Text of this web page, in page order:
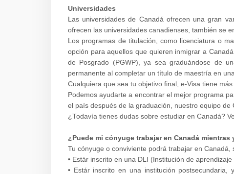
Universidades
Las universidades de Canadá ofrecen una gran
ofrecen las universidades canadienses, también se
Los programas de titulación, como licenciatura o
opción para aquellos que quieren inmigrar a
de Posgrado (PGWP), ya sea graduándose de
permanente al completar un título de maestría en
Cualquiera que sea tu objetivo final, e-Visa tiene
Podemos ayudarte a encontrar el mejor programa
el país después de la graduación, nuestro equipo
¿Todavía tienes dudas sobre estudiar en Canadá?
¿Puede mi cónyuge trabajar en Canadá mientras
Tu cónyuge o conviviente podrá trabajar en
• Estár inscrito en una DLI (Institución de
• Estár inscrito en una institución